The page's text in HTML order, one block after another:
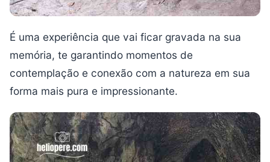
É uma experiência que vai ficar gravada na sua
memória, te garantindo momentos de
contemplação e conexão com a natureza em sua
forma mais pura e impressionante.